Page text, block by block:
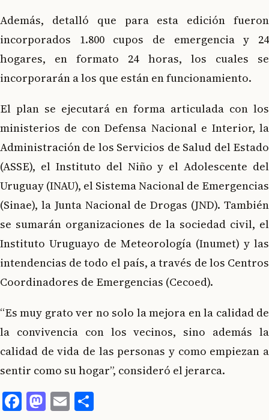
Además, detalló que para esta edición fueron
incorporados 1.800 cupos de emergencia y 24
hogares, en formato 24 horas, los cuales se
incorporarán a los que están en funcionamiento.
El plan se ejecutará en forma articulada con los
ministerios de con Defensa Nacional e Interior, la
Administración de los Servicios de Salud del Estado
(ASSE), el Instituto del Niño y el Adolescente del
Uruguay (INAU), el Sistema Nacional de Emergencias
(Sinae), la Junta Nacional de Drogas (JND). También
se sumarán organizaciones de la sociedad civil, el
Instituto Uruguayo de Meteorología (Inumet) y las
intendencias de todo el país, a través de los Centros
Coordinadores de Emergencias (Cecoed).
“Es muy grato ver no solo la mejora en la calidad de
la convivencia con los vecinos, sino además la
calidad de vida de las personas y como empiezan a
sentir como su hogar”, consideró el jerarca.
Facebook
Mastodon
Email